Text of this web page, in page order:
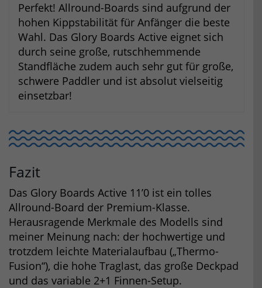
Perfekt! Allround-Boards sind aufgrund der
hohen Kippstabilität für Anfänger die beste
Wahl. Das Glory Boards Active eignet sich
durch seine große, rutschhemmende
Standfläche zudem auch sehr gut für große,
schwere Paddler und ist absolut vielseitig
einsetzbar!
Fazit
Das Glory Boards Active 11’0 ist ein tolles
Allround-Board der Premium-Klasse.
Herausragende Merkmale des Modells sind
meiner Meinung nach: der hochwertige und
trotzdem leichte Materialaufbau („Thermo-
Fusion“), die hohe Traglast, das große Deckpad
und das variable 2+1 Finnen-Setup.